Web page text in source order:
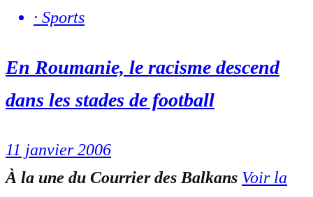
· Sports
En Roumanie, le racisme descend
dans les stades de football
11 janvier 2006
À la une du Courrier des Balkans Voir la